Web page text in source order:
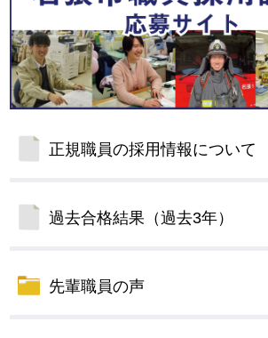
正規職員の採用情報について
過去合格結果（過去3年）
先輩職員の声